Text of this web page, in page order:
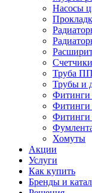
Насосы
Труба
Трубы и
Фитинги
Фитинги
Фитинги
Хомуты
Акции
Услуги
Как купить
Бренды и